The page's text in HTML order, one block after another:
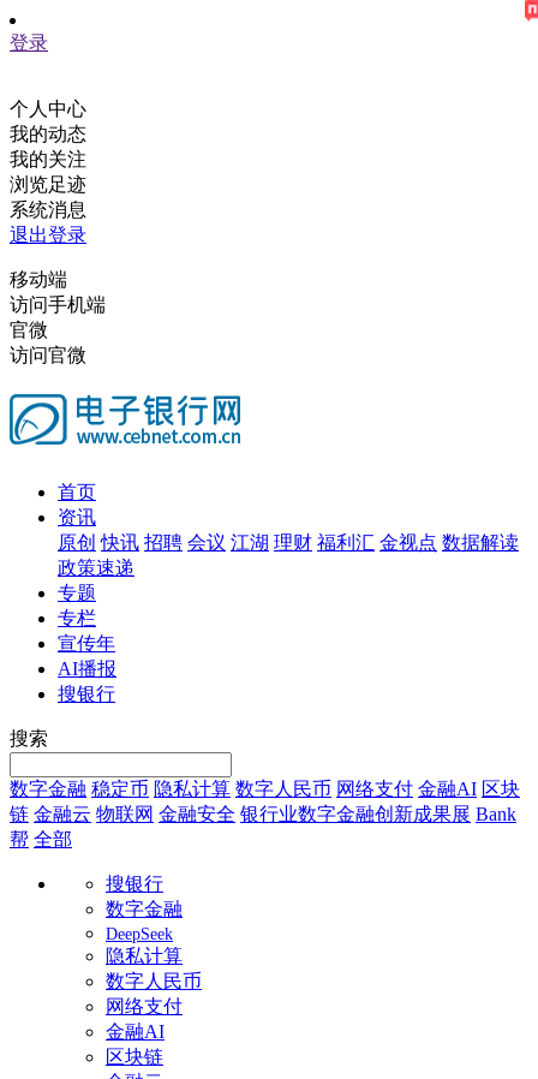
登录
个人中心
我的动态
我的关注
浏览足迹
系统消息
退出登录
移动端
访问手机端
官微
访问官微
首页
资讯
原创 快讯 招聘 会议 江湖 理财 福利汇 金视点 数据解读
政策速递
专题
专栏
宣传年
AI播报
搜银行
搜索
数字金融 稳定币 隐私计算 数字人民币 网络支付 金融AI 区块
链 金融云 物联网 金融安全 银行业数字金融创新成果展 Bank
帮 全部
搜银行
数字金融
DeepSeek
隐私计算
数字人民币
网络支付
金融AI
区块链